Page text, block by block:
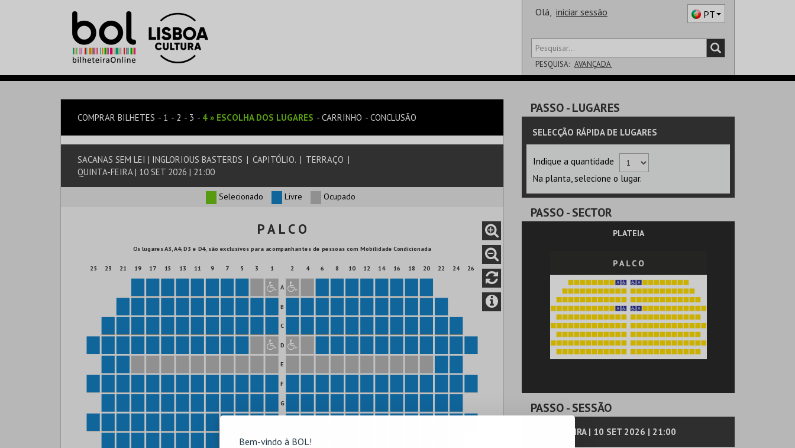
Bem-vindo à BOL!
Olá, iniciar sessão PT
PESQUISA: AVANÇADA
COMPRAR BILHETES 1 2 3 4 » ESCOLHA DOS LUGARES CARRINHO CONCLUSÃO
SACANAS SEM LEI | INGLORIOUS BASTERDS | CAPITÓLIO. | TERRAÇO |
QUINTA-FEIRA | 10 SET 2026 | 21:00
Selecionado Livre Ocupado
P A L C O
Os lugares A3, A4, D3 e D4, são exclusivos para acompanhantes de pessoas com Mobilidade Condicionada
25 23 21 19 17 15 13 11 9 7 5 3 1 2 4 6 8 10 12 14 16 18 20 22 24 26
A
B
C
D
E
F
G
I
PASSO- LUGARES
SELECÇÃO RÁPIDA DE LUGARES
Indique a quantidade
Na planta, selecione o lugar.
PASSO- SECTOR
PLATEIA
PASSO- SESSÃO
QUINTA-FEIRA | 10 SET 2026 | 21:00